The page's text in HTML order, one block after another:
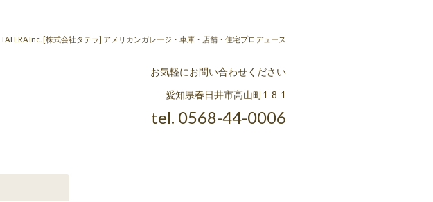
TATERA Inc. [株式会社タテラ] アメリカンガレージ・車庫・店舗・住宅プロデュース
お気軽にお問い合わせください
愛知県春日井市高山町1-8-1
tel. 0568-44-0006